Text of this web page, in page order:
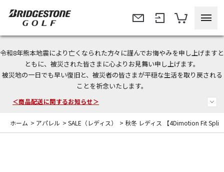
令和8年熊本地震により亡くなられた方々に謹んでお悔やみを申し上げますと
ともに、被災された皆さまに心よりお見舞い申し上げます。
被災地の一日でも早い復旧と、被災者の皆さまが平穏な生活を取り戻される
ことを祈念いたします。
＜夏季休暇中のご注文・発送・お問い合わせ＞
今なら新規会員登録で1,000円OFFクーポンプレゼント！
＜商品配送に関するお知らせ＞
ホーム > アパレル > SALE（レディス） > 秋冬 レディス 【4Dimotion Fit Split